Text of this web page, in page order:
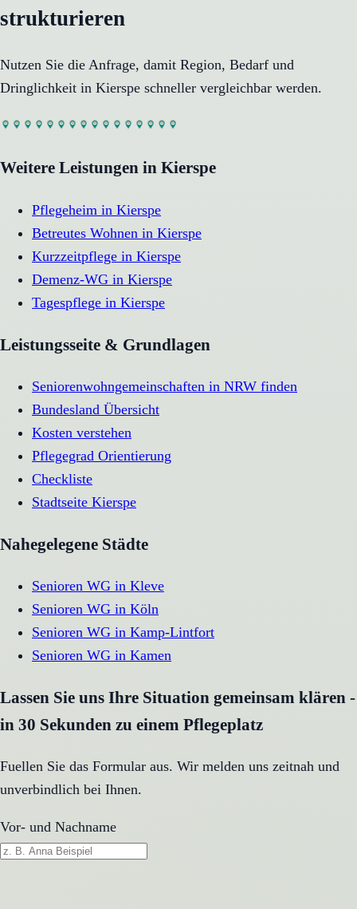
strukturieren
Nutzen Sie die Anfrage, damit Region, Bedarf und
Dringlichkeit in Kierspe schneller vergleichbar werden.
Weitere Leistungen in Kierspe
Pflegeheim in Kierspe
Betreutes Wohnen in Kierspe
Kurzzeitpflege in Kierspe
Demenz-WG in Kierspe
Tagespflege in Kierspe
Leistungsseite & Grundlagen
Seniorenwohngemeinschaften in NRW finden
Bundesland Übersicht
Kosten verstehen
Pflegegrad Orientierung
Checkliste
Stadtseite Kierspe
Nahegelegene Städte
Senioren WG in Kleve
Senioren WG in Köln
Senioren WG in Kamp-Lintfort
Senioren WG in Kamen
Lassen Sie uns Ihre Situation gemeinsam klären -
in 30 Sekunden zu einem Pflegeplatz
Fuellen Sie das Formular aus. Wir melden uns zeitnah und
unverbindlich bei Ihnen.
Vor- und Nachname